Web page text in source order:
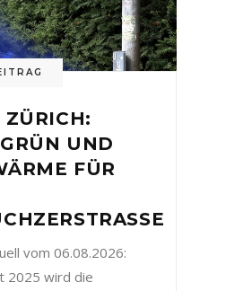
ZÜRICH:
UND
FÜR
vom 06.08.2026:
2025 wird die